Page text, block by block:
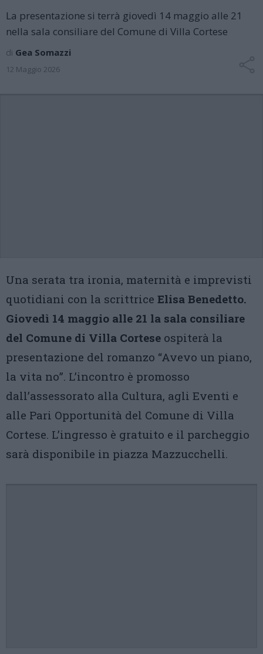
La presentazione si terrà giovedì 14 maggio alle 21
nella sala consiliare del Comune di Villa Cortese
di Gea Somazzi
12 Maggio 2026
Una serata tra ironia, maternità e imprevisti
quotidiani con la scrittrice Elisa Benedetto.
Giovedì 14 maggio alle 21 la sala consiliare
del Comune di Villa Cortese ospiterà la
presentazione del romanzo “Avevo un piano,
la vita no”. L’incontro è promosso
dall’assessorato alla Cultura, agli Eventi e
alle Pari Opportunità del Comune di Villa
Cortese. L’ingresso è gratuito e il parcheggio
sarà disponibile in piazza Mazzucchelli.